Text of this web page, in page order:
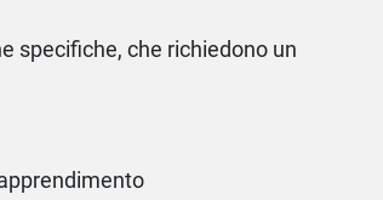
specifiche, che richiedono un